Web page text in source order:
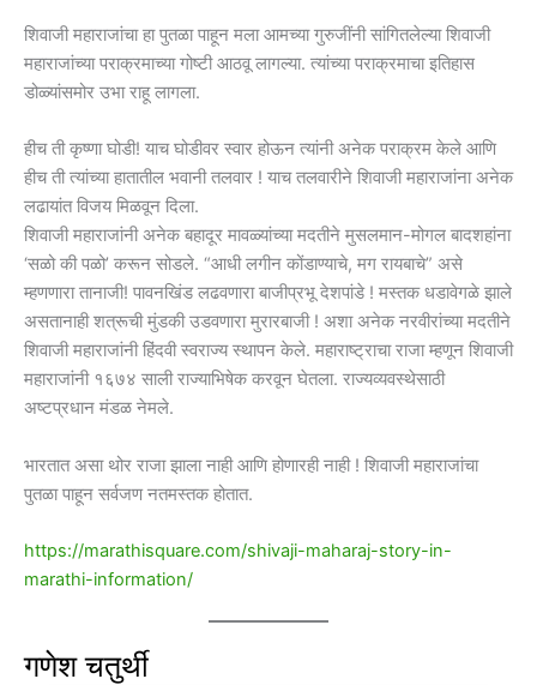
शिवाजी महाराजांचा हा पुतळा पाहून मला आमच्या गुरुजींनी सांगितलेल्या शिवाजी
महाराजांच्या पराक्रमाच्या गोष्टी आठवू लागल्या. त्यांच्या पराक्रमाचा इतिहास
डोळ्यांसमोर उभा राहू लागला.
हीच ती कृष्णा घोडी! याच घोडीवर स्वार होऊन त्यांनी अनेक पराक्रम केले आणि
हीच ती त्यांच्या हातातील भवानी तलवार ! याच तलवारीने शिवाजी महाराजांना अनेक
लढायांत विजय मिळवून दिला.
शिवाजी महाराजांनी अनेक बहादूर मावळ्यांच्या मदतीने मुसलमान-मोगल बादशहांना
‘सळो की पळो’ करून सोडले. “आधी लगीन कोंडाण्याचे, मग रायबाचे” असे
म्हणणारा तानाजी! पावनखिंड लढवणारा बाजीप्रभू देशपांडे ! मस्तक धडावेगळे झाले
असतानाही शत्रूची मुंडकी उडवणारा मुरारबाजी ! अशा अनेक नरवीरांच्या मदतीने
शिवाजी महाराजांनी हिंदवी स्वराज्य स्थापन केले. महाराष्ट्राचा राजा म्हणून शिवाजी
महाराजांनी १६७४ साली राज्याभिषेक करवून घेतला. राज्यव्यवस्थेसाठी
अष्टप्रधान मंडळ नेमले.
भारतात असा थोर राजा झाला नाही आणि होणारही नाही ! शिवाजी महाराजांचा
पुतळा पाहून सर्वजण नतमस्तक होतात.
https://marathisquare.com/shivaji-maharaj-story-in-
marathi-information/
गणेश चतुर्थी